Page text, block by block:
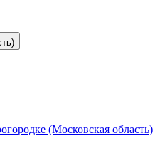
(Московская область)